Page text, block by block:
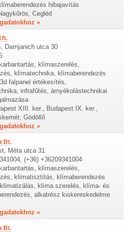
hibajavítás
Cegléd
»
Damjanich utca 30
klímaszerelés,
klímatechnika, klímaberendezés
falpanel értékesítés,
infrafűtés, árnyékolástechnikai
XIII. ker., Budapest IX. ker.,
Gödöllő
»
Bt.
Méta utca 31
(+36) +36209341004
klímaszerelés,
klímatisztítás, klímaberendezés
klíma szerelés, klíma- és
alkatrész kiskereskedelme
»
Bt.